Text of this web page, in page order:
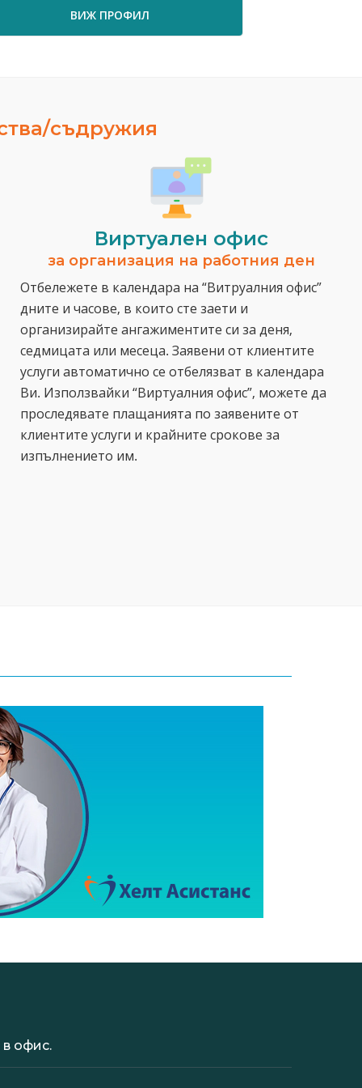
ВИЖ ПРОФИЛ
съдружия
Виртуален офис
за организация на работния ден
Отбележете в календара на “Витруалния офис”
дните и часове, в които сте заети и
организирайте ангажиментите си за деня,
седмицата или месеца. Заявени от клиентите
услуги автоматично се отбелязват в календара
Ви. Използвайки “Виртуалния офис”, можете да
проследявате плащанията по заявените от
клиентите услуги и крайните срокове за
изпълнението им.
офис.